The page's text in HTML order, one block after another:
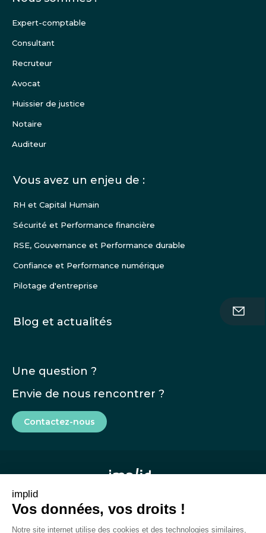
de
Expert-comptable
Consultant
Recruteur
Avocat
Huissier de justice
Notaire
Auditeur
Vous avez un enjeu de :
RH et Capital Humain
Sécurité et Performance financière
RSE, Gouvernance et Performance durable
Confiance et Performance numérique
Pilotage d'entreprise
Blog et actualités
Une question ?
Envie de nous rencontrer ?
Contactez-nous
Mentions légales
implid
Vos données, vos droits !
Notre site internet utilise des cookies et des technologies similaires,